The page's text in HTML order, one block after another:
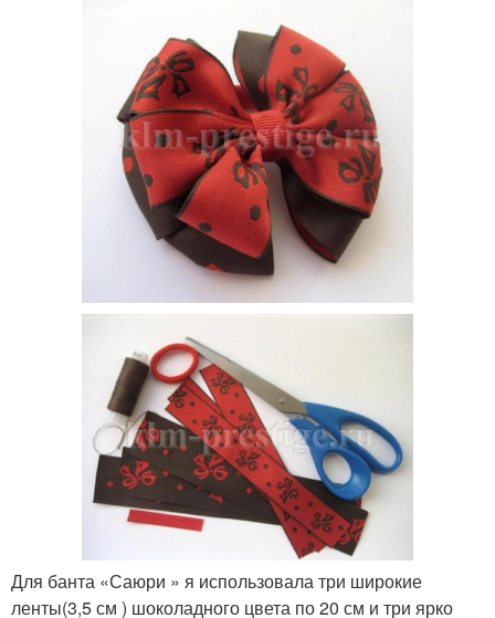
Для банта «Саюри » я использовала три широкие
ленты(3,5 см ) шоколадного цвета по 20 см и три ярко